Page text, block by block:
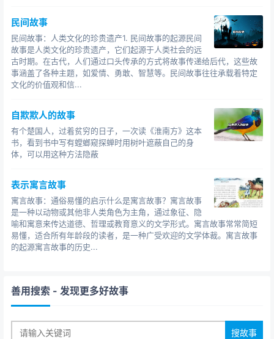
民间故事
民间故事：人类文化的珍贵遗产1. 民间故事的起源民间
故事是人类文化的珍贵遗产，它们起源于人类社会的远
古时期。在古代，人们通过口头传承的方式将故事传递给后代，这些故
事涵盖了各种主题，如爱情、勇敢、智慧等。民间故事往往承载着特定
文化的价值观和信...
自欺欺人的故事
有个楚国人，过着贫穷的日子，一次读《淮南方》这本
书，看到书中写有螳螂窥探蝉时用树叶遮蔽自己的身
体，可以用这种方法隐蔽
表示寓言故事
寓言故事：通俗易懂的启示什么是寓言故事？寓言故事
是一种以动物或其他非人类角色为主角，通过象征、隐
喻和寓意来传达道德、哲理或教育意义的文学形式。寓言故事常常简短
易懂，适合所有年龄段的读者，是一种广受欢迎的文学体裁。寓言故事
的起源寓言故事的历史...
善用搜索 - 发现更多好故事